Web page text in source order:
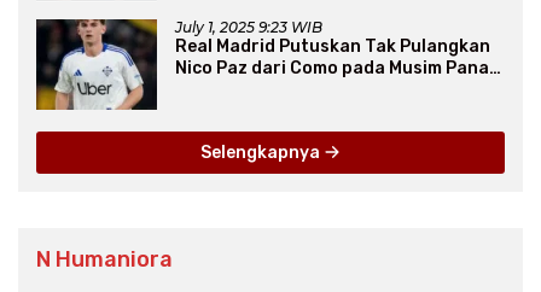
July 1, 2025 9:23 WIB
Real Madrid Putuskan Tak Pulangkan
Nico Paz dari Como pada Musim Panas
Selengkapnya
N Humaniora